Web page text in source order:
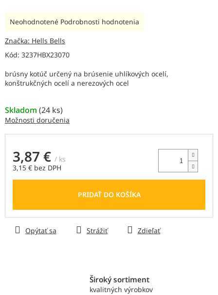
Kód: 3237HBX23070
Skladom (24 ks)
Možnosti doručenia
3,87 € / ks
3,15 € bez DPH
Jednotková
PRIDAŤ DO KOŠÍKA
brúsny kotúč určený na brúsenie uhlíkových ocelí,
konštrukčných ocelí a nerezových ocel
Opýtať sa Strážiť Zdieľať
Priemerné
produktu
0,0
5
hviezdičiek.
Neohodnotené Podrobnosti hodnotenia
Značka: Hells Bells
Široký sortiment
kvalitných výrobkov